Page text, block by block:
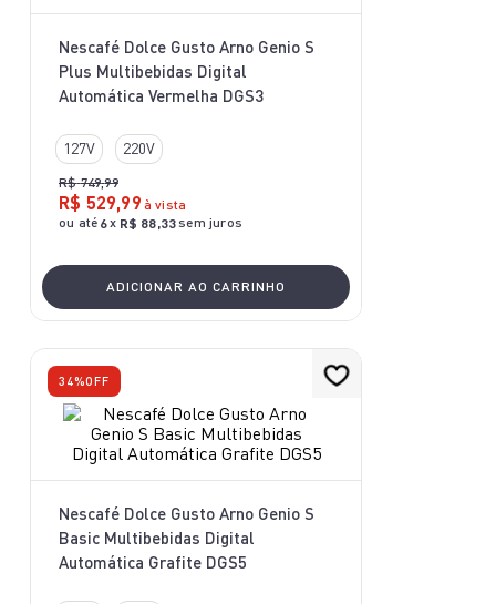
Nescafé Dolce Gusto Arno Genio S
Plus Multibebidas Digital
Automática Vermelha DGS3
127V 220V
R$ 749,99
R$ 529,99 à vista
ou até 6x R$ 88,33sem juros
ADICIONAR AO CARRINHO
34%OFF
Nescafé Dolce Gusto Arno Genio S
Basic Multibebidas Digital
Automática Grafite DGS5
10º lightmix